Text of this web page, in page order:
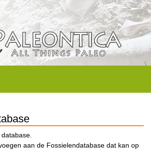
aan de Fossielendatabase dat kan op